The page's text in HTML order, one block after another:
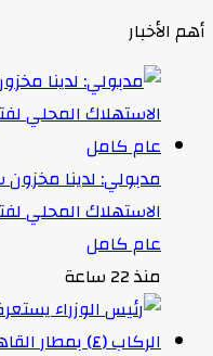
أهم الأخبار
مدبولي: لدينا
الاستهلاك المحلي
عام كامل
منذ 22 ساعة